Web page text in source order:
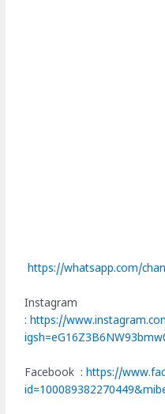
https://whatsapp.com/
Instagram
:https://
Facebook :https://